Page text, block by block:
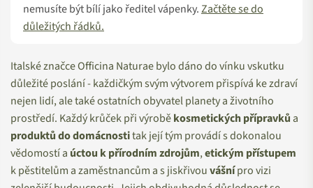
nemusíte být bílí jako ředitel vápenky.Začtěte se do
důležitých řádků.
Italské značce Officina Naturae bylo dáno do vínku vskutku
důležité poslání - každičkým svým výtvorem přispívá ke zdraví
nejen lidí, ale také ostatních obyvatel planety a životního
prostředí. Každý krůček při výroběkosmetických přípravků a
produktů do domácnostitak její tým provádí s dokonalou
vědomostí a úctou k přírodním zdrojům,etickým přístupem
k pěstitelům a zaměstnancům a s jiskřivouvášnípro vizi